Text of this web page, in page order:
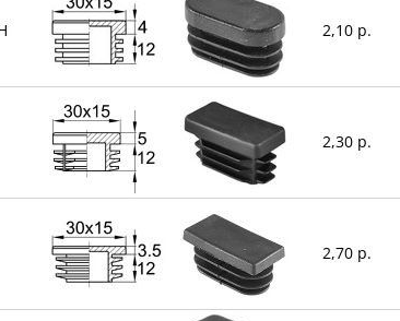
2,10 р.
2,30 р.
2,70 р.